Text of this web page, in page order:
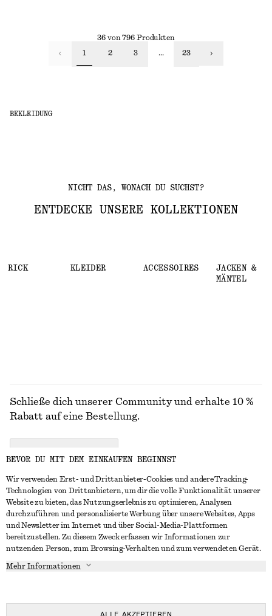
BEKLEIDUNG
36 von 796 Produkten
1 2 3 ... 23
NICHT DAS, WONACH DU SUCHST?
ENTDECKE UNSERE KOLLEKTIONEN
KLEIDER ACCESSOIRES
JACKEN &
MÄNTEL
IN KONTAKT TRETEN
Kontakt
Storefinder
Affiliates
Instagram
Pinterest
KUNDENSERVICE
Rückgabe und Rückerstattung
INFO
In Vorbereitung
Schließe dich unserer Community und erhalte 10 %
Rabatt auf eine Bestellung.
BEVOR DU MIT DEM EINKAUFEN BEGINNST
Wir verwenden Erst- und Drittanbieter-Cookies und andere Tracking-
Technologien von Drittanbietern, um dir die volle Funktionalität unserer
Website zu bieten, das Nutzungserlebnis zu optimieren, Analysen
durchzuführen und personalisierte Werbung über unsere Websites, Apps
und Newsletter im Internet und über Social-Media-Plattformen
bereitzustellen. Zu diesem Zweck erfassen wir Informationen zur
nutzenden Person, zum Browsing-Verhalten und zum verwendeten Gerät.
Mehr Informationen
ALLE AKZEPTIEREN